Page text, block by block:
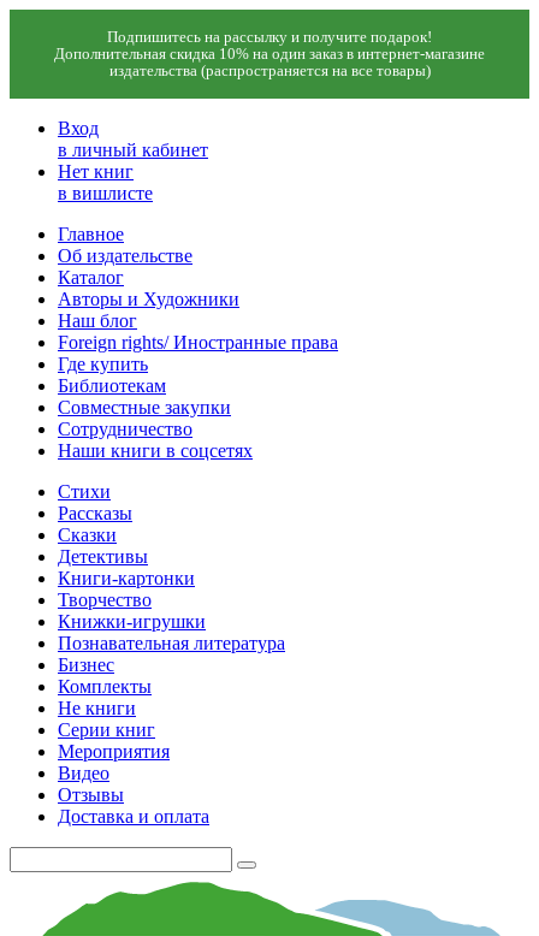
Подпишитесь на рассылку и получите подарок!
Дополнительная скидка 10% на один заказ в интернет-магазине
издательства (распространяется на все товары)
Вход
в личный кабинет
Нет книг
в вишлисте
Главное
Об издательстве
Каталог
Авторы и Художники
Наш блог
Foreign rights/ Иностранные права
Где купить
Библиотекам
Совместные закупки
Сотрудничество
Наши книги в соцсетях
Стихи
Рассказы
Сказки
Детективы
Книги-картонки
Творчество
Книжки-игрушки
Познавательная литература
Бизнес
Комплекты
Не книги
Серии книг
Мероприятия
Видео
Отзывы
Доставка и оплата